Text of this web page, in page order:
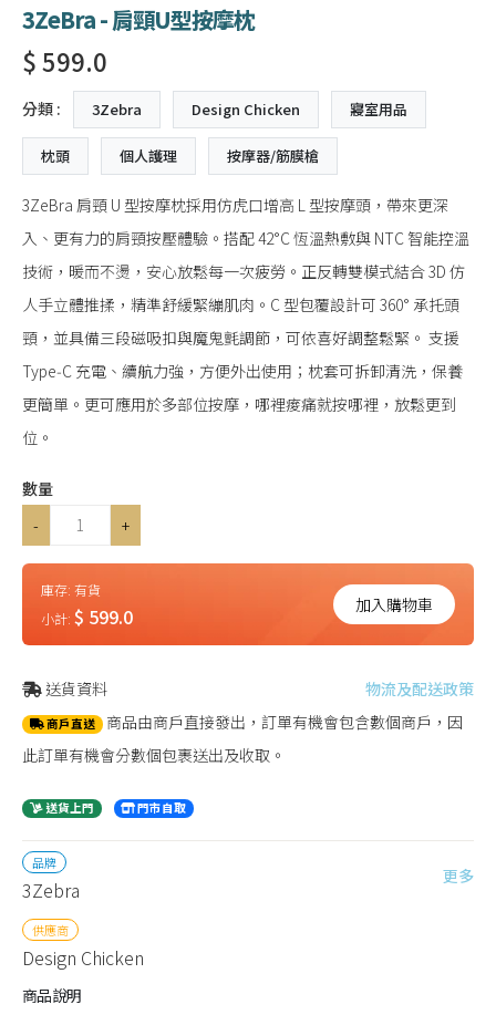
3ZeBra - 肩頸U型按摩枕
$ 599.0
分類 : 3Zebra Design Chicken 寢室用品
枕頭 個人護理 按摩器/筋膜槍
3ZeBra 肩頸 U 型按摩枕採用仿虎口增高 L 型按摩頭，帶來更深
入、更有力的肩頸按壓體驗。搭配 42°C 恆溫熱敷與 NTC 智能控溫
技術，暖而不燙，安心放鬆每一次疲勞。正反轉雙模式結合 3D 仿
人手立體推揉，精準舒緩緊繃肌肉。C 型包覆設計可 360° 承托頭
頸，並具備三段磁吸扣與魔鬼氈調節，可依喜好調整鬆緊。 支援
Type‑C 充電、續航力強，方便外出使用；枕套可拆卸清洗，保養
更簡單。更可應用於多部位按摩，哪裡痠痛就按哪裡，放鬆更到
位。
數量
-
+
庫存: 有貨
小計: $ 599.0 加入購物車
送貨資料 物流及配送政策
商戶直送 商品由商戶直接發出，訂單有機會包含數個商戶，因
此訂單有機會分數個包裹送出及收取。
送貨上門 門市自取
品牌
3Zebra
更多
供應商
Design Chicken
商品說明